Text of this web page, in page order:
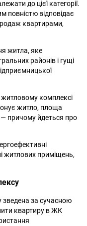
до цієї категорії.
повністю відповідає
квартирами,
житла, яке
районів і гущі
комплексі
житло, площа
причому йдеться про
житлових приміщень,
зведена за сучасною
квартиру в ЖК